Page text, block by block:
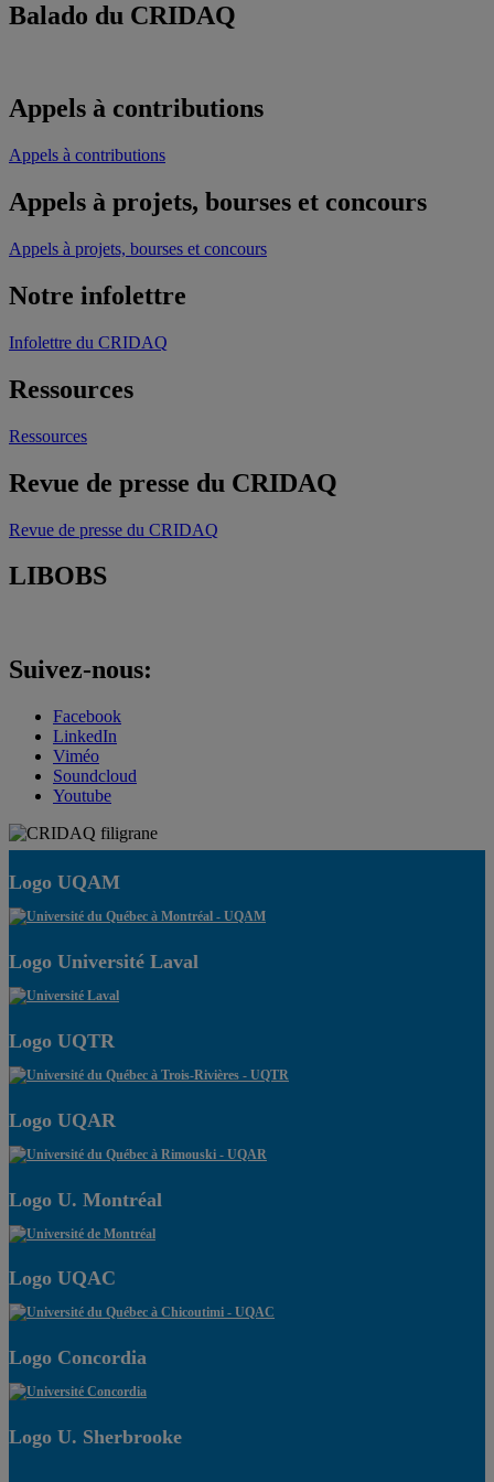
Balado du CRIDAQ
Appels à contributions
Appels à contributions
Appels à projets, bourses et concours
Appels à projets, bourses et concours
Notre infolettre
Infolettre du CRIDAQ
Ressources
Ressources
Revue de presse du CRIDAQ
Revue de presse du CRIDAQ
LIBOBS
Suivez-nous:
Facebook
LinkedIn
Viméo
Soundcloud
Youtube
Logo UQAM
Logo Université Laval
Logo UQTR
Logo UQAR
Logo U. Montréal
Logo UQAC
Logo Concordia
Logo U. Sherbrooke